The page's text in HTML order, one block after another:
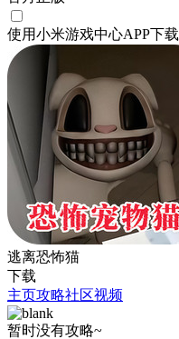
使用小米游戏中心APP下载
逃离恐怖猫
下载
主页攻略社区视频
暂时没有攻略~